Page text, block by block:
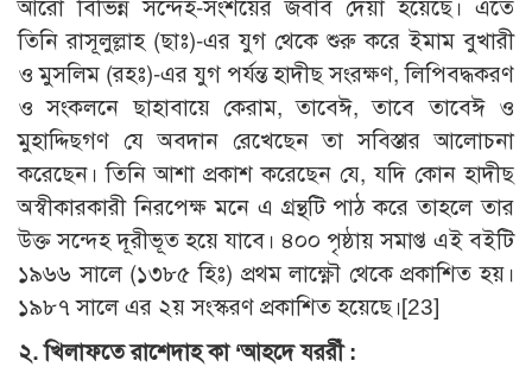
আরো বিভিন্ন সন্দেহ-সংশয়ের জবাব দেয়া হয়েছে। এতে
তিনি রাসূলুল্লাহ (ছাঃ)-এর যুগ থেকে শুরু করে ইমাম বুখারী
ও মুসলিম (রহঃ)-এর যুগ পর্যন্ত হাদীছ সংরক্ষণ, লিপিবদ্ধকরণ
ও সংকলনে ছাহাবায়ে কেরাম, তাবেঈ, তাবে তাবেঈ ও
মুহাদ্দিছগণ যে অবদান রেখেছেন তা সবিস্তার আলোচনা
করেছেন। তিনি আশা প্রকাশ করেছেন যে, যদি কোন হাদীছ
অস্বীকারকারী নিরপেক্ষ মনে এ গ্রন্থটি পাঠ করে তাহলে তার
উক্ত সন্দেহ দূরীভূত হয়ে যাবে। ৪০০ পৃষ্ঠায় সমাপ্ত এই বইটি
১৯৬৬ সালে (১৩৮৫ হিঃ) প্রথম লাক্ষ্ণৌ থেকে প্রকাশিত হয়।
১৯৮৭ সালে এর ২য় সংস্করণ প্রকাশিত হয়েছে।[23]
২. খিলাফতে রাশেদাহ কা ‘আহদে যররীঁ :